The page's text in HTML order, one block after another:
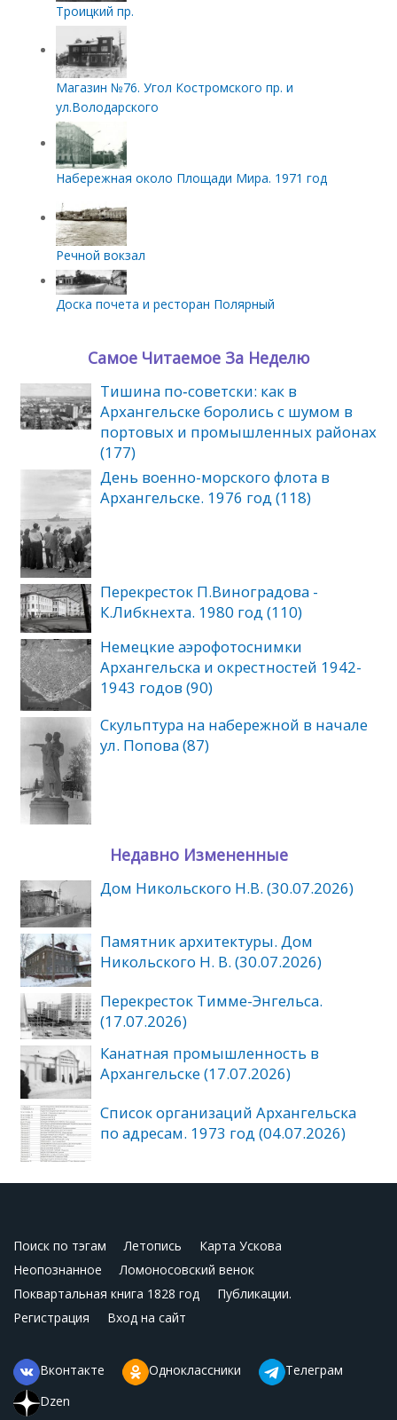
Троицкий пр.
Магазин №76. Угол Костромского пр. и
ул.Володарского
Набережная около Площади Мира. 1971 год
Речной вокзал
Доска почета и ресторан Полярный
Самое Читаемое За Неделю
Тишина по‑советски: как в
Архангельске боролись с шумом в
портовых и промышленных районах
(177)
День военно-морского флота в
Архангельске. 1976 год (118)
Перекресток П.Виноградова -
К.Либкнехта. 1980 год (110)
Немецкие аэрофотоснимки
Архангельска и окрестностей 1942-
1943 годов (90)
Скульптура на набережной в начале
ул. Попова (87)
Недавно Измененные
Дом Никольского Н.В. (30.07.2026)
Памятник архитектуры. Дом
Никольского Н. В. (30.07.2026)
Перекресток Тимме-Энгельса.
(17.07.2026)
Канатная промышленность в
Архангельске (17.07.2026)
Список организаций Архангельска
по адресам. 1973 год (04.07.2026)
Поиск по тэгам Летопись
Карта Ускова
Неопознанное
Ломоносовский венок
Поквартальная книга 1828 год
Публикации.
Регистрация
Вход на сайт
Вконтакте Одноклассники
Телеграм
Dzen